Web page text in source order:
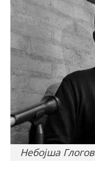
Небојша